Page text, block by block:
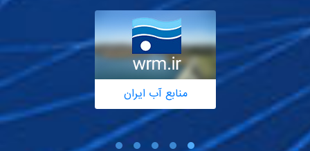
منابع آب ایران